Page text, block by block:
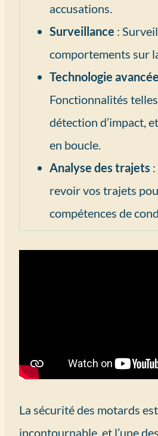
accusations.
Surveillance :
comportements sur
Technologie avancée
Fonctionnalités
détection d’impact,
en boucle.
Analyse des trajets
revoir vos trajets
compétences de
La sécurité des motards
incontournable, et l’une